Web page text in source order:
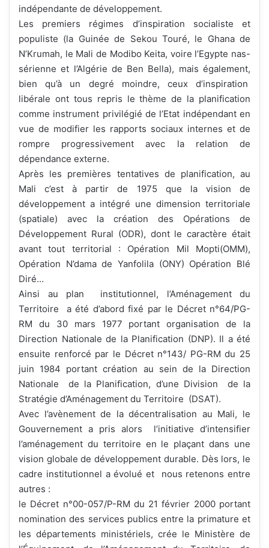
indépendante de développement.
Les premiers régimes d’inspiration socialiste et
populiste (la Guinée de Sekou Touré, le Ghana de
N’Krumah, le Mali de Modibo Keita, voire l’Egypte nas-
sérienne et l’Algérie de Ben Bella), mais également,
bien qu’à un degré moindre, ceux d’inspiration
libérale ont tous repris le thème de la planification
comme instrument privilégié de l’Etat indépendant en
vue de modifier les rapports sociaux internes et de
rompre progressivement avec la relation de
dépendance externe.
Après les premières tentatives de planification, au
Mali c’est à partir de 1975 que la vision de
développement a intégré une dimension territoriale
(spatiale) avec la création des Opérations de
Développement Rural (ODR), dont le caractère était
avant tout territorial : Opération Mil Mopti(OMM),
Opération N’dama de Yanfolila (ONY) Opération Blé
Diré…
Ainsi au plan institutionnel, l’Aménagement du
Territoire a été d’abord fixé par le Décret n°64/PG-
RM du 30 mars 1977 portant organisation de la
Direction Nationale de la Planification (DNP). Il a été
ensuite renforcé par le Décret n°143/ PG-RM du 25
juin 1984 portant création au sein de la Direction
Nationale de la Planification, d’une Division de la
Stratégie d’Aménagement du Territoire (DSAT).
Avec l’avènement de la décentralisation au Mali, le
Gouvernement a pris alors l’initiative d’intensifier
l’aménagement du territoire en le plaçant dans une
vision globale de développement durable. Dès lors, le
cadre institutionnel a évolué et nous retenons entre
autres :
le Décret n°00-057/P-RM du 21 février 2000 portant
nomination des services publics entre la primature et
les départements ministériels, crée le Ministère de